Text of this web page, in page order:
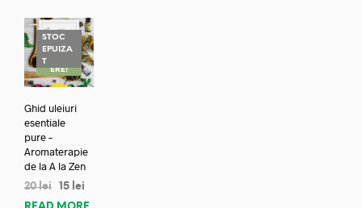
STOC
EPUIZA
TREDUC
ERE!
Ghid uleiuri
esentiale
pure –
Aromaterapie
de la A la Zen
20lei 15 lei